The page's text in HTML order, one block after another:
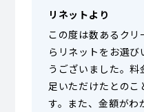
リネットより
この度は数あるク
らリネットをお選
うございました。
足いただけたとのこ
す。また、金額がわ